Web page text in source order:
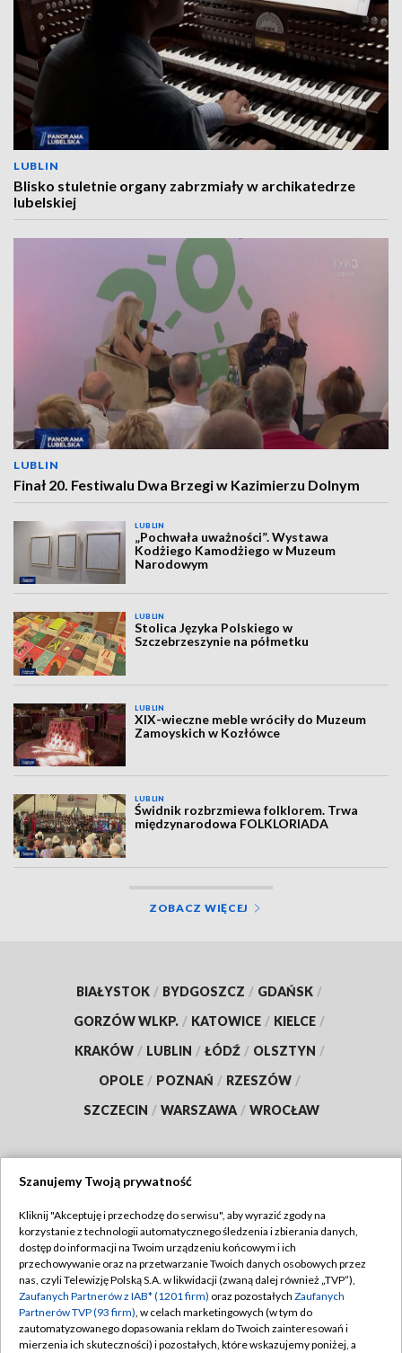
LUBLIN
Blisko stuletnie organy zabrzmiały w archikatedrze
lubelskiej
LUBLIN
Finał 20. Festiwalu Dwa Brzegi w Kazimierzu Dolnym
LUBLIN
„Pochwała uważności”. Wystawa
Kodżiego Kamodżiego w Muzeum
Narodowym
LUBLIN
Stolica Języka Polskiego w
Szczebrzeszynie na półmetku
LUBLIN
XIX-wieczne meble wróciły do Muzeum
Zamoyskich w Kozłówce
LUBLIN
Świdnik rozbrzmiewa folklorem. Trwa
międzynarodowa FOLKLORIADA
ZOBACZ WIĘCEJ
BIAŁYSTOK / BYDGOSZCZ / GDAŃSK /
GORZÓW WLKP. / KATOWICE / KIELCE /
KRAKÓW / LUBLIN / ŁÓDŹ / OLSZTYN /
OPOLE / POZNAŃ / RZESZÓW /
SZCZECIN / WARSZAWA / WROCŁAW
TVP
Abonament TVP
Emisja w TVP
Centrum informacji TVP
Regulamin TVP
Polityka prywatności
Moje zgody
Szanujemy Twoją prywatność
Kliknij "Akceptuję i przechodzę do serwisu", aby wyrazić zgody na
korzystanie z technologii automatycznego śledzenia i zbierania danych,
dostęp do informacji na Twoim urządzeniu końcowym i ich
przechowywanie oraz na przetwarzanie Twoich danych osobowych przez
nas, czyli Telewizję Polską S.A. w likwidacji (zwaną dalej również „TVP”),
Zaufanych Partnerów z IAB* (1201 firm) oraz pozostałych Zaufanych
Partnerów TVP (93 firm), w celach marketingowych (w tym do
zautomatyzowanego dopasowania reklam do Twoich zainteresowań i
mierzenia ich skuteczności) i pozostałych, które wskazujemy poniżej, a